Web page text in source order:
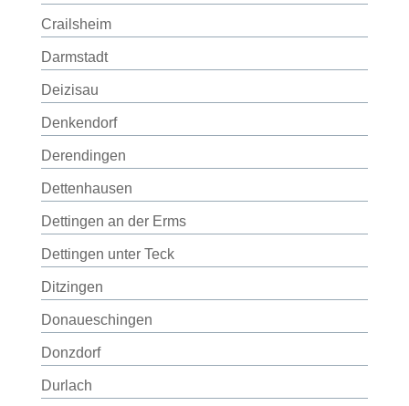
Crailsheim
Darmstadt
Deizisau
Denkendorf
Derendingen
Dettenhausen
Dettingen an der Erms
Dettingen unter Teck
Ditzingen
Donaueschingen
Donzdorf
Durlach